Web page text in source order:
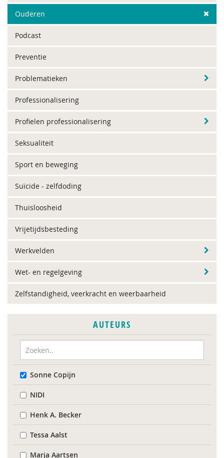
Ouderen
Podcast
Preventie
Problematieken
Professionalisering
Profielen professionalisering
Seksualiteit
Sport en beweging
Suïcide - zelfdoding
Thuisloosheid
Vrijetijdsbesteding
Werkvelden
Wet- en regelgeving
Zelfstandigheid, veerkracht en weerbaarheid
AUTEURS
Sonne Copijn
NIDI
Henk A. Becker
Tessa Aalst
Marja Aartsen